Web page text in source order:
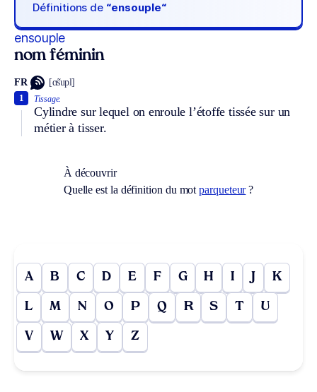
Définitions de “ensouple“
ensouple
nom féminin
FR [ɑ̃supl]
Tissage.
Cylindre sur lequel on enroule l’étoffe tissée sur un
métier à tisser.
1
À découvrir
Quelle est la définition du motparqueteur?
A B C D E F G H I J K
L M N O P Q R S T U
V W X Y Z